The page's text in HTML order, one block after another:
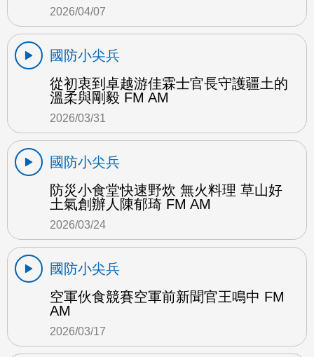
2026/04/07
國防小尖兵
從初衷到卓越游佳霖士官長守護疆土的
溫柔與剛毅 FM AM
2026/03/31
國防小尖兵
防災小食堂快速野炊 無火料理 草山好
土氣創辦人陳郁琦 FM AM
2026/03/24
國防小尖兵
空軍伙食競賽空軍前新聞官王鳴中 FM
AM
2026/03/17